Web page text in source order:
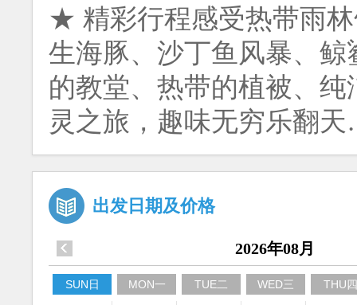
★ 精彩行程感受热带雨
生海豚、沙丁鱼风暴、
的教堂、热带的植被、
灵之旅，趣味无穷乐翻
出发日期及价格
2026年08月
SUN日 MON一 TUE二 WED三 THU四